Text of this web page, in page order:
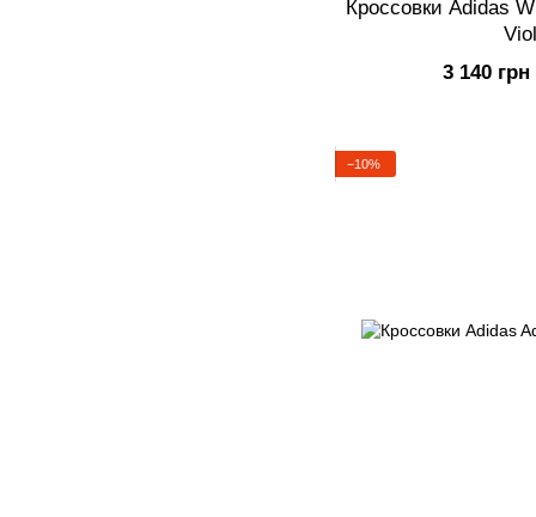
Кроссовки Adidas
3 140 грн
−10%